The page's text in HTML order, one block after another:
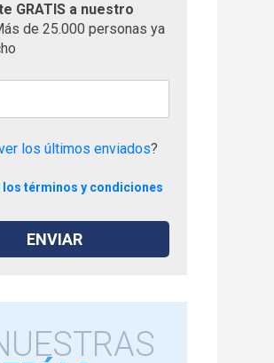
GRATIS a nuestro
de 25.000 personas ya
los últimos enviados?
los términos y condiciones